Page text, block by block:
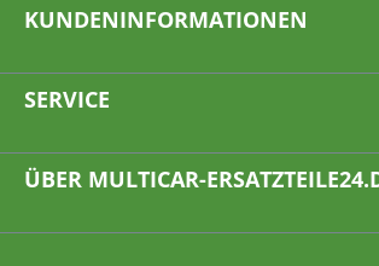
KUNDENINFORMATIONEN
SERVICE
ÜBER MULTICAR-